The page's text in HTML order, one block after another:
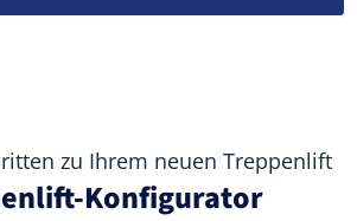
zu Ihrem neuen Treppenlift
Konfigurator